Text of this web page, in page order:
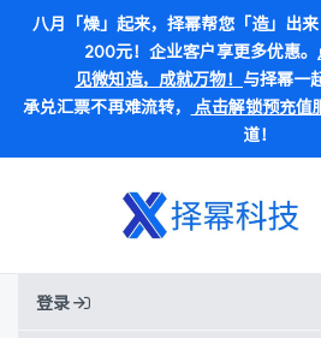
八月「燥」起来，择幂帮您「造」出
200元！企业客户享更多优惠。
见微知造，成就万物！ 与择幂一
承兑汇票不再难流转， 点击解锁预充值
道！
登录
首页材料PEKK-FDM